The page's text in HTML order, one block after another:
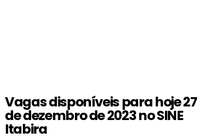
Vagas disponíveis para hoje 27
de dezembro de 2023 no SINE
Itabira